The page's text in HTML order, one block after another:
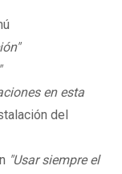
en esta
del
"Usar siempre el